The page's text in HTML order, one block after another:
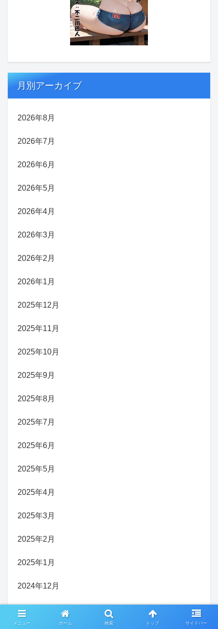
月別アーカイブ
2026年8月
2026年7月
2026年6月
2026年5月
2026年4月
2026年3月
2026年2月
2026年1月
2025年12月
2025年11月
2025年10月
2025年9月
2025年8月
2025年7月
2025年6月
2025年5月
2025年4月
2025年3月
2025年2月
2025年1月
2024年12月
2024年11月
メニュー ホーム 検索 トップ サイドバー